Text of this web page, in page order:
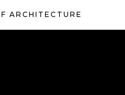
ARCHITECTURE